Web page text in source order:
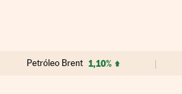
Petróleo Brent 1,10%